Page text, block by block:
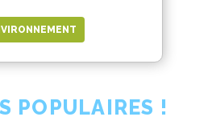
POPULAIRES !